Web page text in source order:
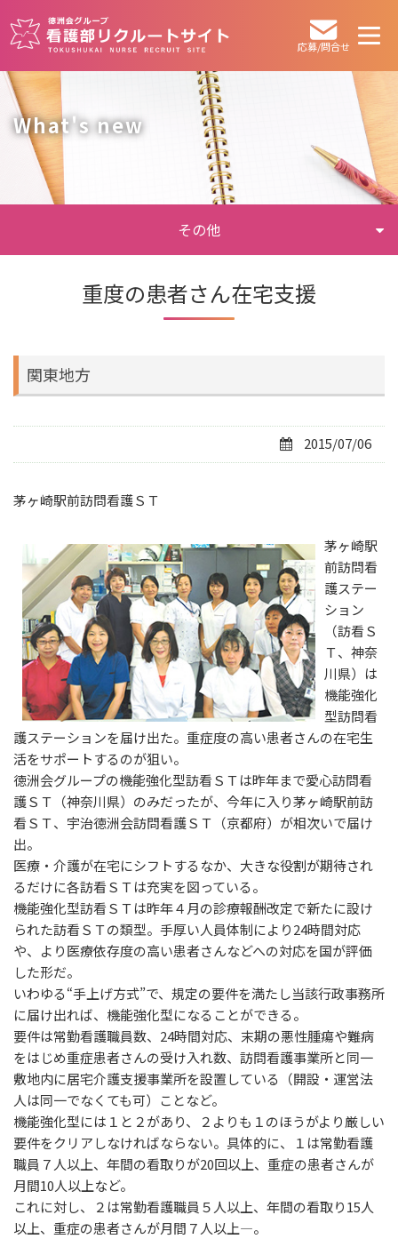
応募/問合せ
What's new
重度の患者さん在宅支援
関東地方
2015/07/06
茅ヶ崎駅前訪問看護ＳＴ
茅ヶ崎駅
前訪問看
護ステー
ション
（訪看Ｓ
Ｔ、神奈
川県）は
機能強化
型訪問看
護ステーションを届け出た。重症度の高い患者さんの在宅生
活をサポートするのが狙い。
徳洲会グループの機能強化型訪看ＳＴは昨年まで愛心訪問看
護ＳＴ（神奈川県）のみだったが、今年に入り茅ヶ崎駅前訪
看ＳＴ、宇治徳洲会訪問看護ＳＴ（京都府）が相次いで届け
出。
医療・介護が在宅にシフトするなか、大きな役割が期待され
るだけに各訪看ＳＴは充実を図っている。
機能強化型訪看ＳＴは昨年４月の診療報酬改定で新たに設け
られた訪看ＳＴの類型。手厚い人員体制により24時間対応
や、より医療依存度の高い患者さんなどへの対応を国が評価
した形だ。
いわゆる“手上げ方式”で、規定の要件を満たし当該行政事務所
に届け出れば、機能強化型になることができる。
要件は常勤看護職員数、24時間対応、末期の悪性腫瘍や難病
をはじめ重症患者さんの受け入れ数、訪問看護事業所と同一
敷地内に居宅介護支援事業所を設置している（開設・運営法
人は同一でなくても可）ことなど。
機能強化型には１と２があり、２よりも１のほうがより厳しい
要件をクリアしなければならない。具体的に、１は常勤看護
職員７人以上、年間の看取りが20回以上、重症の患者さんが
月間10人以上など。
これに対し、２は常勤看護職員５人以上、年間の看取り15人
以上、重症の患者さんが月間７人以上―。
その他